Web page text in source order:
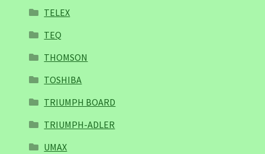
TELEX
TEQ
THOMSON
TOSHIBA
TRIUMPH BOARD
TRIUMPH-ADLER
UMAX